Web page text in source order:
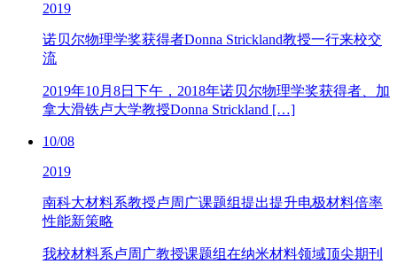
2019
诺贝尔物理学奖获得者Donna Strickland教授一行来校交
流
2019年10月8日下午，2018年诺贝尔物理学奖获得者、加
拿大滑铁卢大学教授Donna Strickland […]
10/08
2019
南科大材料系教授卢周广课题组提出提升电极材料倍率
性能新策略
我校材料系卢周广教授课题组在纳米材料领域顶尖期刊